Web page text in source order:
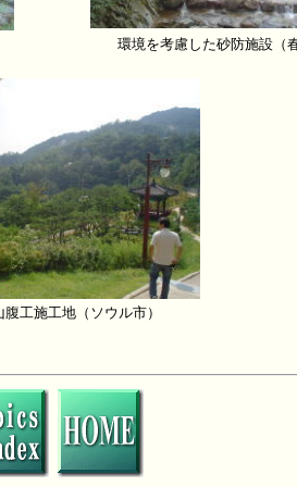
環境を考慮した砂防施設（
腹工施工地（ソウル市）